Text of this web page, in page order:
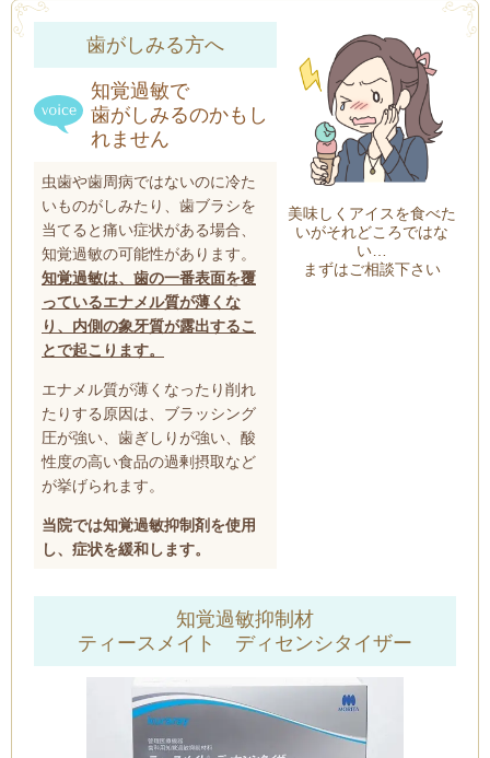
美味しくアイスを食べた
いがそれどころではな
い…
まずはご相談下さい
歯がしみる方へ
知覚過敏で
歯がしみるのかもし
れません
虫歯や歯周病ではないのに冷た
いものがしみたり、歯ブラシを
当てると痛い症状がある場合、
知覚過敏の可能性があります。
知覚過敏は、歯の一番表面を覆
っているエナメル質が薄くな
り、内側の象牙質が露出するこ
とで起こります。
エナメル質が薄くなったり削れ
たりする原因は、ブラッシング
圧が強い、歯ぎしりが強い、酸
性度の高い食品の過剰摂取など
が挙げられます。
当院では知覚過敏抑制剤を使用
し、症状を緩和します。
知覚過敏抑制材
ティースメイト ディセンシタイザー